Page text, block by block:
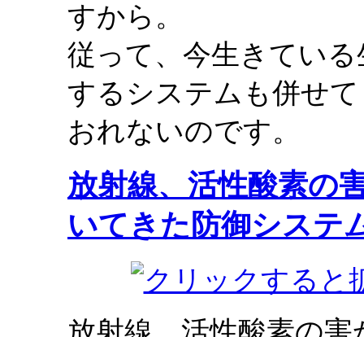
すから。
従って、今生きてい
するシステムも併せ
おれないのです。
放射線、活性酸素の
いてきた防御システ